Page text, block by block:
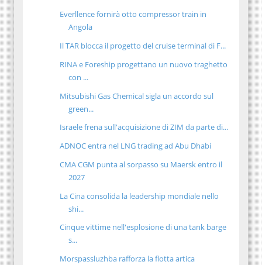
Everllence fornirà otto compressor train in
Angola
Il TAR blocca il progetto del cruise terminal di F...
RINA e Foreship progettano un nuovo traghetto
con ...
Mitsubishi Gas Chemical sigla un accordo sul
green...
Israele frena sull'acquisizione di ZIM da parte di...
ADNOC entra nel LNG trading ad Abu Dhabi
CMA CGM punta al sorpasso su Maersk entro il
2027
La Cina consolida la leadership mondiale nello
shi...
Cinque vittime nell'esplosione di una tank barge
s...
Morspassluzhba rafforza la flotta artica